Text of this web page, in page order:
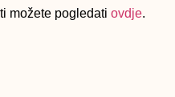
možete pogledati ovdje.